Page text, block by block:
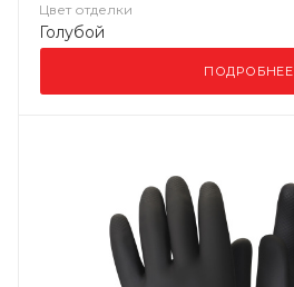
Цвет отделки
Голубой
ПОДРОБНЕЕ